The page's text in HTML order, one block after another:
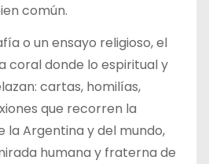
común.
o un ensayo religioso, el
coral donde lo espiritual y
cartas, homilías,
que recorren la
la Argentina y del mundo,
humana y fraterna de